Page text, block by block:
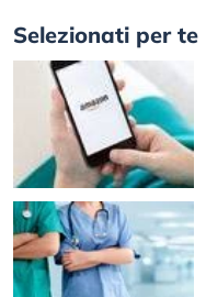
Selezionati per te